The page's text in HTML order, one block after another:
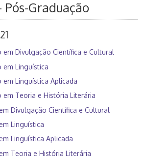
Pós-Graduação
em Divulgação Científica e Cultural
em Linguística
Linguística Aplicada
em Teoria e História Literária
Divulgação Científica e Cultural
Linguística
Linguística Aplicada
Teoria e História Literária